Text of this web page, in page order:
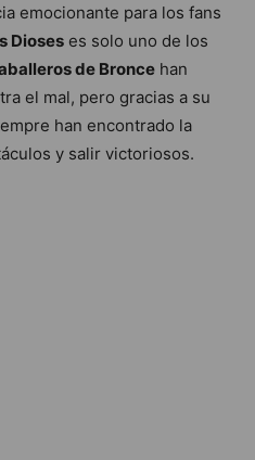
emocionante para los fans
Dioses es solo uno de los
de Bronce han
el mal, pero gracias a su
han encontrado la
y salir victoriosos.